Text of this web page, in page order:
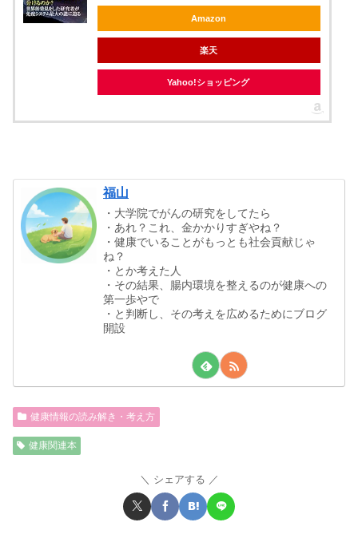
Amazon
楽天
Yahoo!ショッピング
福山
・大学院でがんの研究をしてたら
・あれ？これ、金かかりすぎやね？
・健康でいることがもっとも社会貢献じゃ
ね？
・とか考えた人
・その結果、腸内環境を整えるのが健康への
第一歩やで
・と判断し、その考えを広めるためにブログ
開設
健康情報の読み解き・考え方
健康関連本
シェアする